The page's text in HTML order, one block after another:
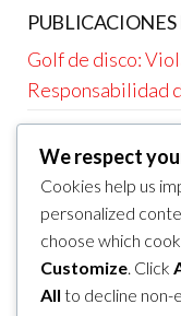
Golf de disco:
Responsabilidad
Frisbee Golf:
Desafíos de
Frisbee Golf:
puntuaciones,
Frisbee Golf:
estructuras de liga
We respect
Cookies help us
personalized
choose which
Customize. Click
All to decline non-